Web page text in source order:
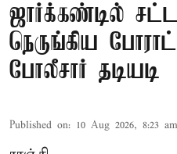
ஜார்க்கண்டில்
நெருங்கிய
போலீசார் தடியடி
Published on: 10 Aug 2026, 8:23 am